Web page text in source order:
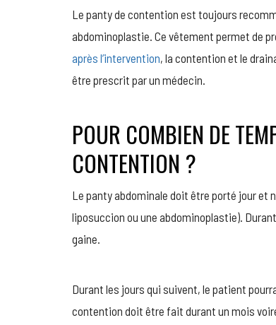
Le panty de contention est toujours
abdominoplastie. Ce vêtement permet de
après l’intervention, la contention et le
être prescrit par un médecin.
POUR COMBIEN DE
CONTENTION ?
Le panty abdominale doit être porté jour et
liposuccion ou une abdominoplastie).
gaine.
Durant les jours qui suivent, le patient
contention doit être fait durant un mois